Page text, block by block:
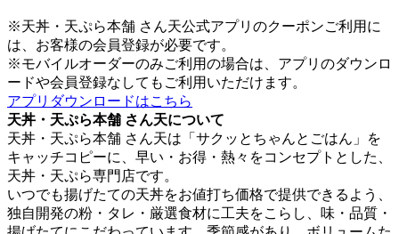
※天丼・天ぷら本舗 さん天公式アプリのクーポンご利用に
は、お客様の会員登録が必要です。
※モバイルオーダーのみご利用の場合は、アプリのダウンロ
ードや会員登録なしてもご利用いただけます。
アプリダウンロードはこちら
天丼・天ぷら本舗 さん天について
天丼・天ぷら本舗 さん天は「サクッとちゃんとごはん」を
キャッチコピーに、早い・お得・熱々をコンセプトとした、
天丼・天ぷら専門店です。
いつでも揚げたての天丼をお値打ち価格で提供できるよう、
独自開発の粉・タレ・厳選食材に工夫をこらし、味・品質・